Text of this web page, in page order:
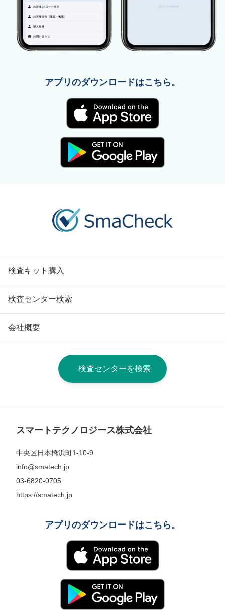
アプリのダウンロードはこちら。
検査キット購入
検査センター検索
会社概要
検査センターを検索
スマートテクノロジース株式会社
中央区日本橋浜町1-10-9
info@smatech.jp
03-6820-0705
https://smatech.jp
アプリのダウンロードはこちら。